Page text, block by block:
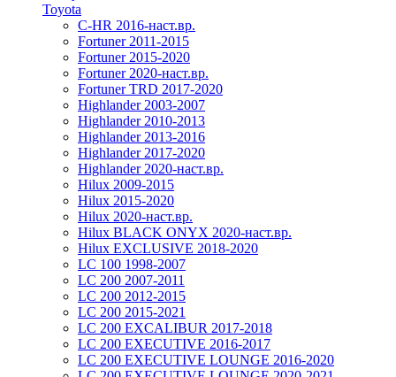
Toyota
C-HR 2016-наст.вр.
Fortuner 2011-2015
Fortuner 2015-2020
Fortuner 2020-наст.вр.
Fortuner TRD 2017-2020
Highlander 2003-2007
Highlander 2010-2013
Highlander 2013-2016
Highlander 2017-2020
Highlander 2020-наст.вр.
Hilux 2009-2015
Hilux 2015-2020
Hilux 2020-наст.вр.
Hilux BLACK ONYX 2020-наст.вр.
Hilux EXCLUSIVE 2018-2020
LC 100 1998-2007
LC 200 2007-2011
LC 200 2012-2015
LC 200 2015-2021
LC 200 EXCALIBUR 2017-2018
LC 200 EXECUTIVE 2016-2017
LC 200 EXECUTIVE LOUNGE 2016-2020